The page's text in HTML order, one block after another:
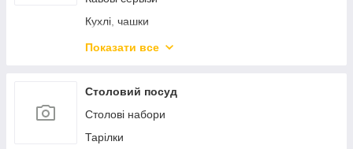
Підноси
Кондитерські інструменти
Барні аксесуари
Кухлі, чашки
Кухлі-заварники
Френч-преси
Показати все
Столовий посуд
Столові набори
Тарілки